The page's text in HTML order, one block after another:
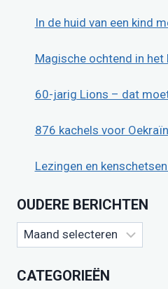
In de huid van een kind
Magische ochtend in het
60-jarig Lions – dat
876 kachels voor
Lezingen en
OUDERE BERICHTEN
Oudere
berichten
CATEGORIEËN